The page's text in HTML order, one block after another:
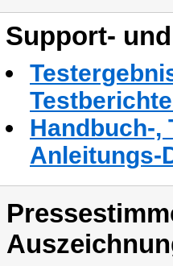
Support-
Handbuch-,
Anleitungs-